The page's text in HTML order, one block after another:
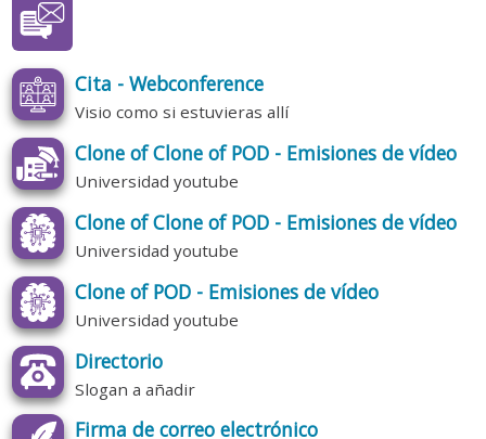
Cita - Webconference
Visio como si estuvieras allí
Clone of Clone of POD - Emisiones de vídeo
Universidad youtube
Clone of Clone of POD - Emisiones de vídeo
Universidad youtube
Clone of POD - Emisiones de vídeo
Universidad youtube
Directorio
Slogan a añadir
Firma de correo electrónico